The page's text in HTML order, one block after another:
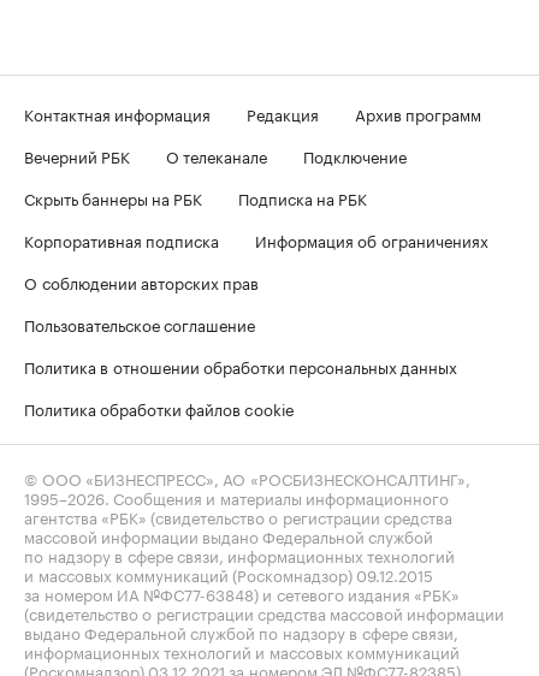
Контактная информация Редакция
Архив программ
Вечерний РБК
О телеканале
Подключение
Скрыть баннеры на РБК
Подписка на РБК
Корпоративная подписка
Информация об ограничениях
О соблюдении авторских прав
Пользовательское соглашение
Политика в отношении обработки персональных данных
Политика обработки файлов cookie
© ООО «БИЗНЕСПРЕСС», АО «РОСБИЗНЕСКОНСАЛТИНГ»,
1995–2026 . Сообщения и материалы информационного
агентства «РБК» (свидетельство о регистрации средства
массовой информации выдано Федеральной службой
по надзору в сфере связи, информационных технологий
и массовых коммуникаций (Роскомнадзор) 09.12.2015
за номером ИА №ФС77-63848) и сетевого издания «РБК»
(свидетельство о регистрации средства массовой информации
выдано Федеральной службой по надзору в сфере связи,
информационных технологий и массовых коммуникаций
(Роскомнадзор) 03.12.2021 за номером ЭЛ №ФС77-82385)